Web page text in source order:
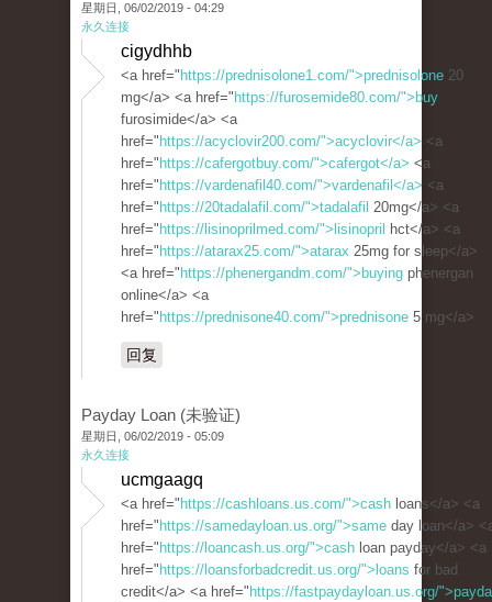
星期日, 06/02/2019 - 04:29
永久连接
cigydhhb
<a href=" https://prednisolone1.com/">prednisolone 20
mg</a> <a href=" https://furosemide80.com/">buy
furosimide</a> <a
href=" https://acyclovir200.com/">acyclovir</a> <a
href=" https://cafergotbuy.com/">cafergot</a> <a
href=" https://vardenafil40.com/">vardenafil</a> <a
href=" https://20tadalafil.com/">tadalafil 20mg</a> <a
href=" https://lisinoprilmed.com/">lisinopril
hct</a> <a
href=" https://atarax25.com/">atarax 25mg for sleep</a>
<a href=" https://phenergandm.com/">buying phenergan
online</a> <a
href=" https://prednisone40.com/">prednisone 5 mg</a>
回复
Payday Loan (未验证)
星期日, 06/02/2019 - 05:09
永久连接
ucmgaagq
<a href=" https://cashloans.us.com/">cash loans</a> <a
href=" https://samedayloan.us.org/">same day loan</a>
href=" https://loancash.us.org/">cash loan payday</a> <a
href=" https://loansforbadcredit.us.org/">loans for bad
credit</a> <a href=" https://fastpaydayloan.us.org/